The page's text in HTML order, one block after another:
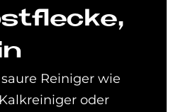
Reiniger wie
oder